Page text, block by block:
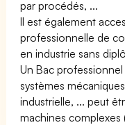
par procédés, ...
Il est également
professionnelle de
en industrie sans
Un Bac
systèmes
industrielle, ... peut
machines